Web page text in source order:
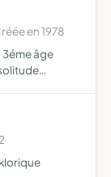
en 1978
âge